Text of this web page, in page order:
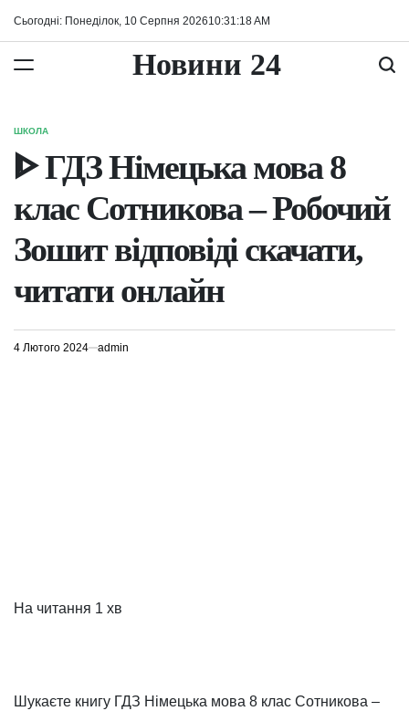
Сьогодні: Понеділок, 10 Серпня 202610:31 :18AM
Новини 24
ОПУБЛІКУВАТИ
У
ШКОЛА
ᐈ ГДЗ Німецька мова 8
клас Сотникова – Робочий
Зошит відповіді скачати,
читати онлайн
4 Лютого 2024 admin
На читання 1 хв
Шукаєте книгу ГДЗ Німецька мова 8 клас Сотникова –